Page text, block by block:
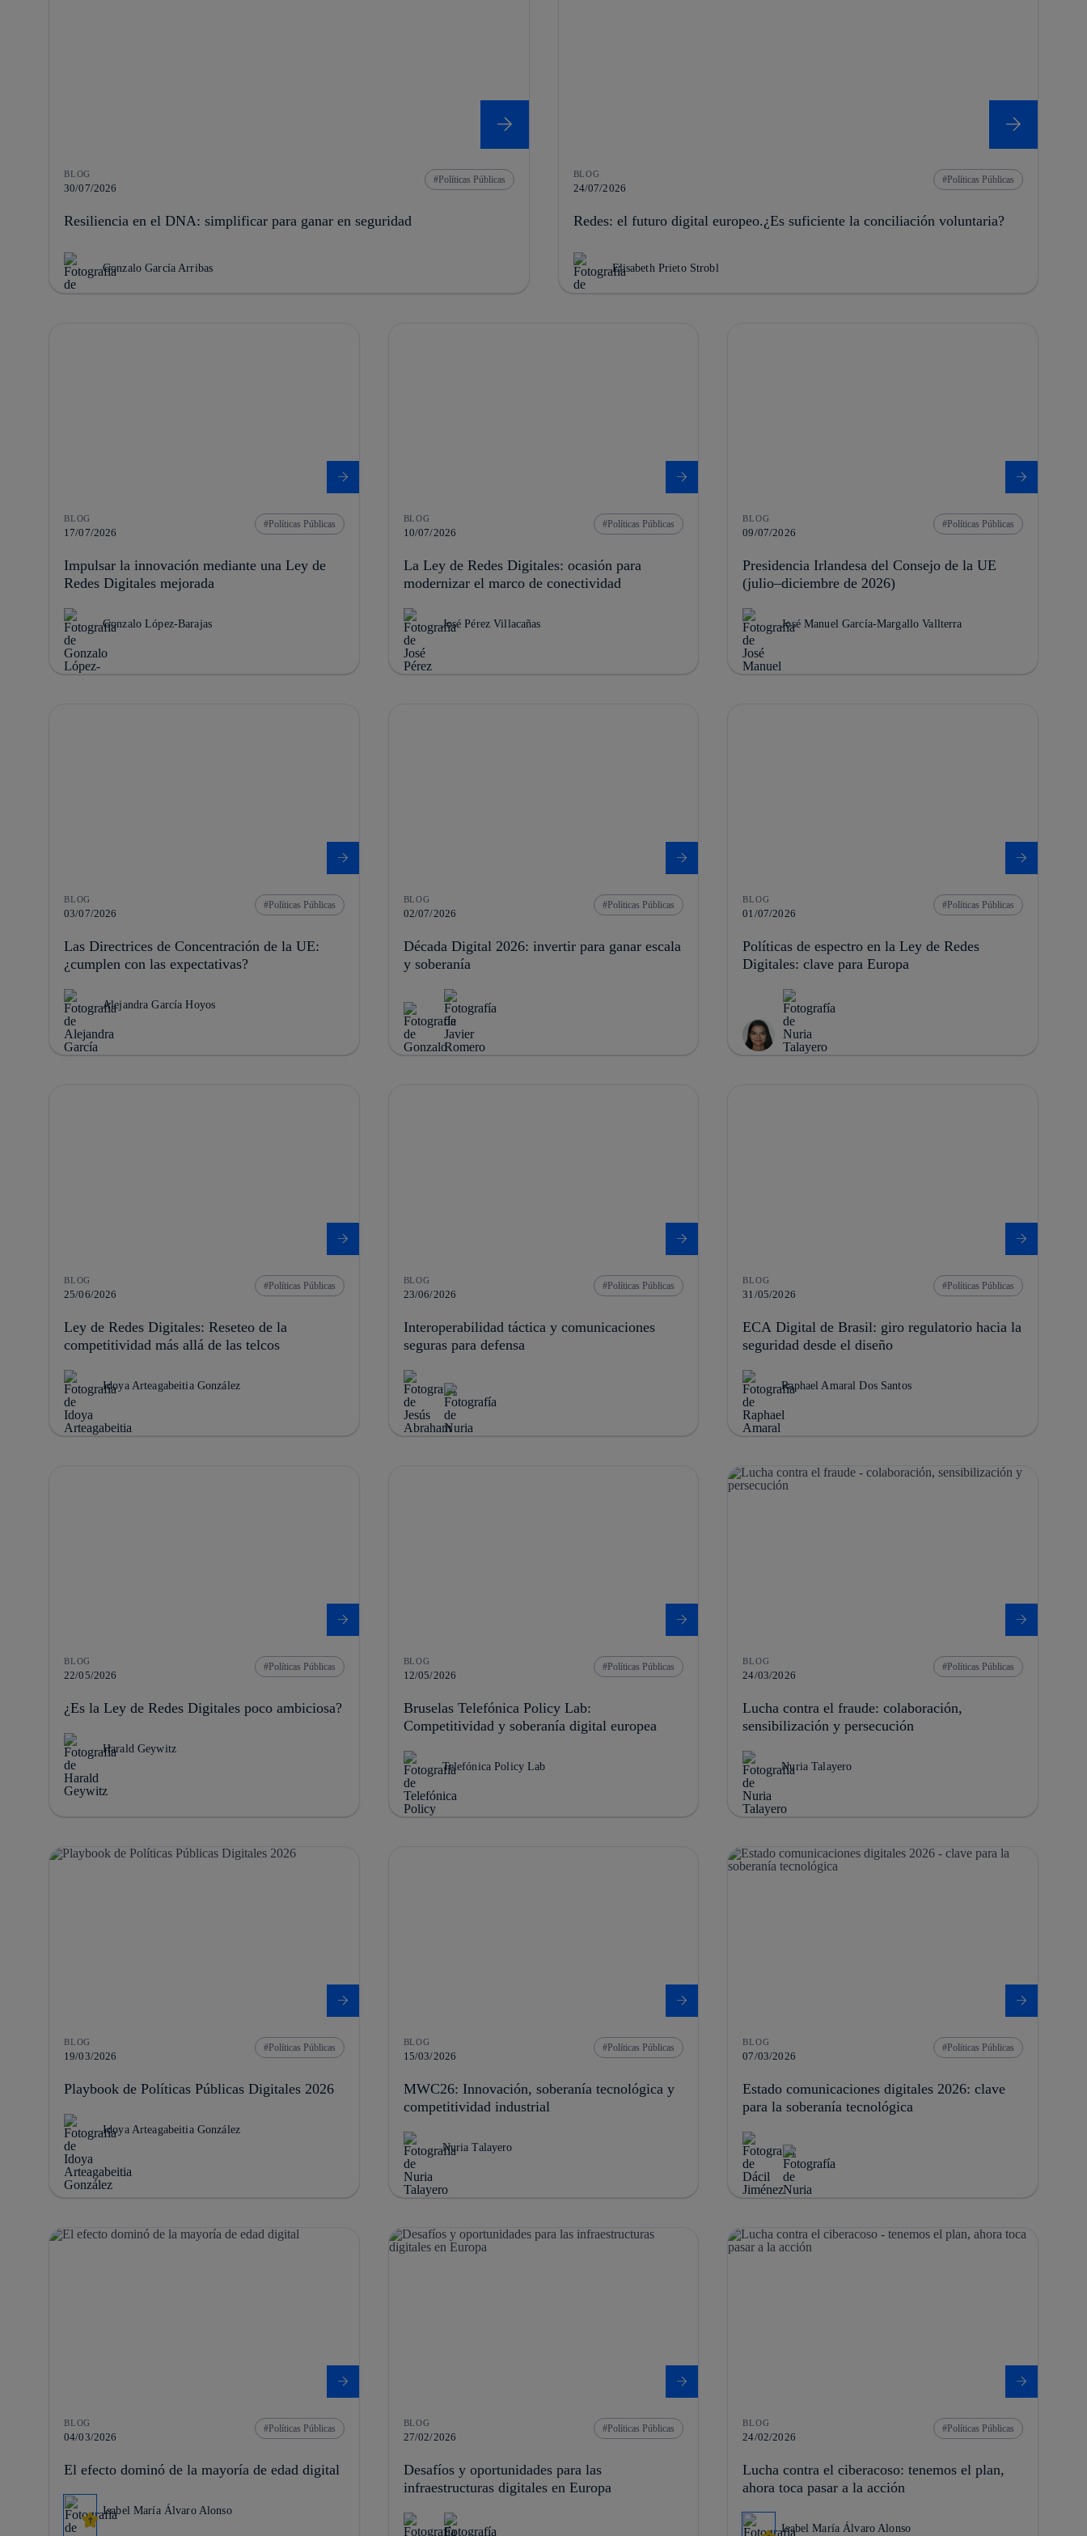
BLOG
30/07/2026
Políticas Públicas
Resiliencia en el DNA: simplificar para ganar en seguridad
Gonzalo García Arribas
BLOG
24/07/2026
Políticas Públicas
Redes: el futuro digital europeo.¿Es suficiente la conciliación voluntaria?
Elisabeth Prieto Strobl
BLOG
17/07/2026
Políticas Públicas
Impulsar la innovación mediante una Ley de
Redes Digitales mejorada
Gonzalo López-Barajas
BLOG
10/07/2026
Políticas Públicas
La Ley de Redes Digitales: ocasión para
modernizar el marco de conectividad
José Pérez Villacañas
BLOG
09/07/2026
Políticas Públicas
Presidencia Irlandesa del Consejo de la UE
(julio–diciembre de 2026)
José Manuel García-Margallo Vallterra
BLOG
03/07/2026
Políticas Públicas
Las Directrices de Concentración de la UE:
¿cumplen con las expectativas?
Alejandra García Hoyos
BLOG
02/07/2026
Políticas Públicas
Década Digital 2026: invertir para ganar escala
y soberanía
BLOG
01/07/2026
Políticas Públicas
Políticas de espectro en la Ley de Redes
Digitales: clave para Europa
BLOG
25/06/2026
Políticas Públicas
Ley de Redes Digitales: Reseteo de la
competitividad más allá de las telcos
Idoya Arteagabeitia González
BLOG
23/06/2026
Políticas Públicas
Interoperabilidad táctica y comunicaciones
seguras para defensa
BLOG
31/05/2026
Políticas Públicas
ECA Digital de Brasil: giro regulatorio hacia la
seguridad desde el diseño
Raphael Amaral Dos Santos
BLOG
22/05/2026
Políticas Públicas
¿Es la Ley de Redes Digitales poco ambiciosa?
Harald Geywitz
BLOG
12/05/2026
Políticas Públicas
Bruselas Telefónica Policy Lab:
Competitividad y soberanía digital europea
Telefónica Policy Lab
BLOG
24/03/2026
Políticas Públicas
Lucha contra el fraude: colaboración,
sensibilización y persecución
Nuria Talayero
BLOG
19/03/2026
Políticas Públicas
Playbook de Políticas Públicas Digitales 2026
Idoya Arteagabeitia González
BLOG
15/03/2026
Políticas Públicas
MWC26: Innovación, soberanía tecnológica y
competitividad industrial
Nuria Talayero
BLOG
07/03/2026
Políticas Públicas
Estado comunicaciones digitales 2026: clave
para la soberanía tecnológica
BLOG
04/03/2026
Políticas Públicas
El efecto dominó de la mayoría de edad digital
Isabel María Álvaro Alonso
BLOG
27/02/2026
Políticas Públicas
Desafíos y oportunidades para las
infraestructuras digitales en Europa
BLOG
24/02/2026
Políticas Públicas
Lucha contra el ciberacoso: tenemos el plan,
ahora toca pasar a la acción
Isabel María Álvaro Alonso